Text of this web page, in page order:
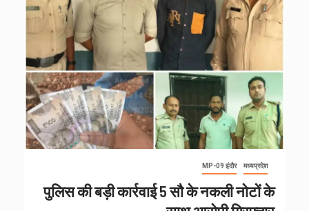
MP-09 इंदौर मध्यप्रदेश
पुलिस की बड़ी कार्रवाई 5 सौ के नकली नोटों के